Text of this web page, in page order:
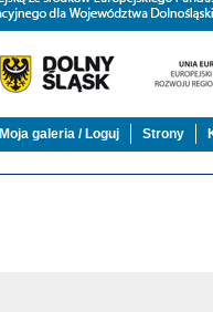
Moja galeria / Loguj Strony